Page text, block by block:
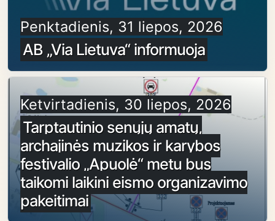
Penktadienis, 31 liepos, 2026
AB „Via Lietuva“ informuoja
Ketvirtadienis, 30 liepos, 2026
Tarptautinio senųjų amatų,
archajinės muzikos ir karybos
festivalio „Apuolė“ metu bus
taikomi laikini eismo organizavimo
pakeitimai